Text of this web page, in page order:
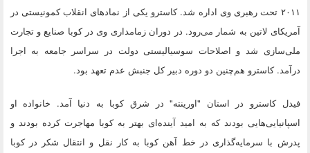
۲۰۱۱ تحت رهبری وی اداره ‌شد. کاسترو یکی از نمادهای انقلاب کمونیستی در
آمریکای لاتین به شمار می‌رود. در دوران زمامداری وی در کوبا صنایع و تجارت
ملی‌سازی شد و اصلاحات سوسیالیستی دولت در سراسر جامعه به اجرا
درآمد. کاسترو هم‌چنین دو دوره دبیر کل جنبش عدم تعهد بود.
فیدل كاسترو در استان "اورینته" در شرق كوبا به دنیا آمد. خانواده او
اسپانیایی‌هایی بودند كه به امید آینده‌ای بهتر به كوبا مهاجرت كرده بودند و
پدرش با سرمایه‌گذاری در خط آهن كوبا به كار نقل و انتقال شكر در كوبا